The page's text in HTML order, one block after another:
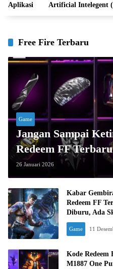
Aplikasi Artificial Intelegent
Free Fire Terbaru
Game
Jangan Sampai
Redeem FF
Berhadiah Skin
Shadow
26 Januari 2026
Kabar
Redeem FF
Diburu, Ada
Game 11
Kode
M1887 One